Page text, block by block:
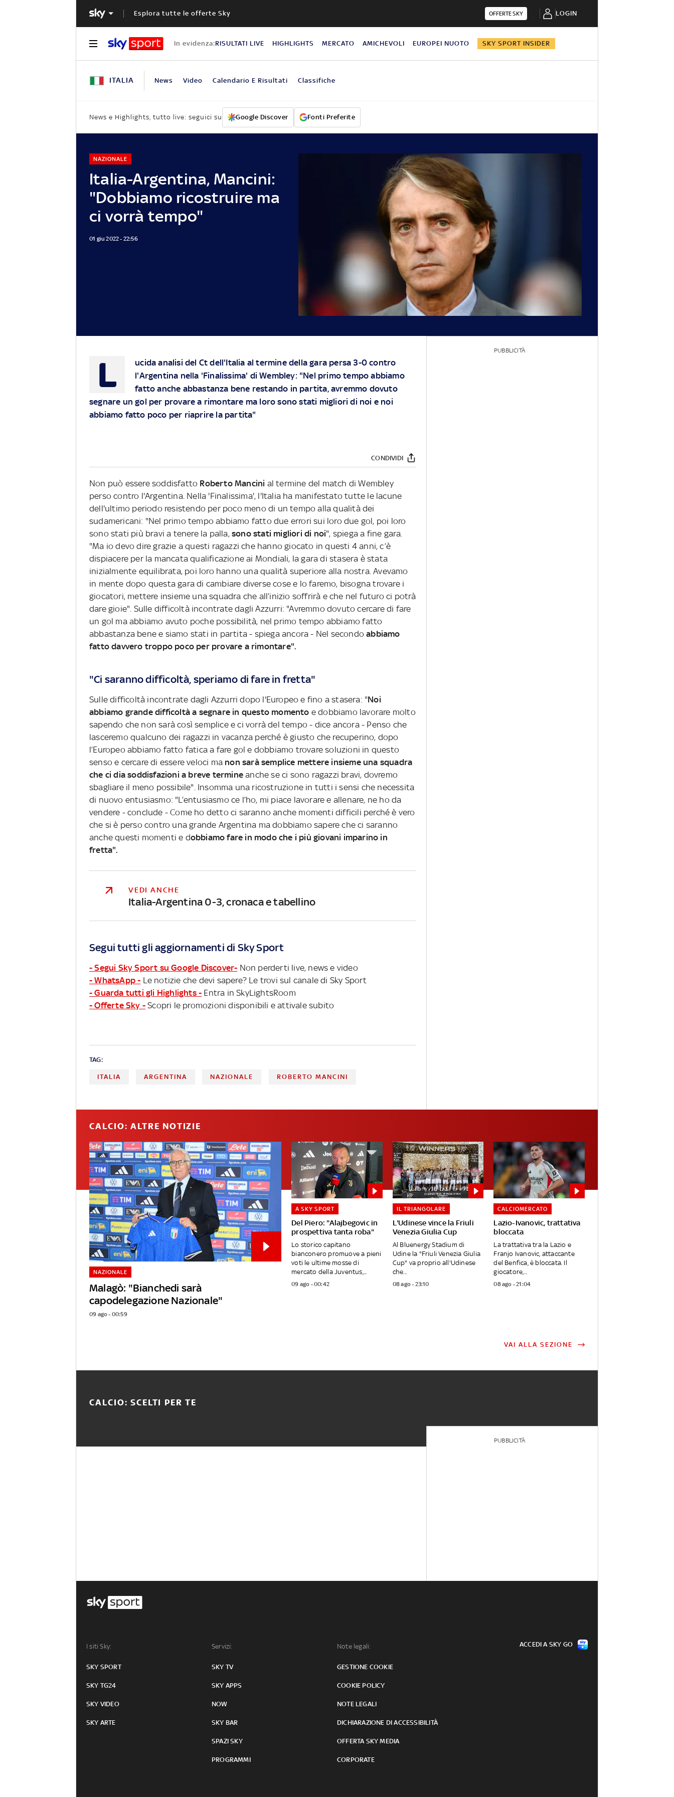
Esplora tutte le offerte Sky OFFERTE SKY LOGIN
In evidenza:RISULTATI LIVE HIGHLIGHTS MERCATO AMICHEVOLI EUROPEI NUOTO SKY SPORT INSIDER
ITALIA News Video Calendario E Risultati Classifiche
News e Highlights, tutto live: seguici su Google Discover Fonti Preferite
Italia-Argentina, Mancini:
"Dobbiamo ricostruire ma
ci vorrà tempo"
NAZIONALE
01 giu 2022 - 22:56
L
ucida analisi del Ct dell'Italia al termine della gara persa 3-0 contro
l'Argentina nella 'Finalissima' di Wembley: "Nel primo tempo abbiamo
fatto anche abbastanza bene restando in partita, avremmo dovuto
segnare un gol per provare a rimontare ma loro sono stati migliori di noi e noi
abbiamo fatto poco per riaprire la partita"
CONDIVIDI
Non può essere soddisfatto Roberto Mancini al termine del match di Wembley
perso contro l'Argentina. Nella 'Finalissima', l'Italia ha manifestato tutte le lacune
dell'ultimo periodo resistendo per poco meno di un tempo alla qualità dei
sudamericani: "Nel primo tempo abbiamo fatto due errori sui loro due gol, poi loro
sono stati più bravi a tenere la palla, sono stati migliori di noi", spiega a fine gara.
"Ma io devo dire grazie a questi ragazzi che hanno giocato in questi 4 anni, c’è
dispiacere per la mancata qualificazione ai Mondiali, la gara di stasera è stata
inizialmente equilibrata, poi loro hanno una qualità superiore alla nostra. Avevamo
in mente dopo questa gara di cambiare diverse cose e lo faremo, bisogna trovare i
giocatori, mettere insieme una squadra che all’inizio soffrirà e che nel futuro ci potrà
dare gioie". Sulle difficoltà incontrate dagli Azzurri: "Avremmo dovuto cercare di fare
un gol ma abbiamo avuto poche possibilità, nel primo tempo abbiamo fatto
abbastanza bene e siamo stati in partita - spiega ancora - Nel secondoabbiamo
fatto davvero troppo poco per provare a rimontare".
"Ci saranno difficoltà, speriamo di fare in fretta"
Sulle difficoltà incontrate dagli Azzurri dopo l'Europeo e fino a stasera: "Noi
abbiamo grande difficoltà a segnare in questo momento e dobbiamo lavorare molto
sapendo che non sarà così semplice e ci vorrà del tempo - dice ancora - Penso che
lasceremo qualcuno dei ragazzi in vacanza perché è giusto che recuperino, dopo
l’Europeo abbiamo fatto fatica a fare gol e dobbiamo trovare soluzioni in questo
senso e cercare di essere veloci ma non sarà semplice mettere insieme una squadra
che ci dia soddisfazioni a breve termineanche se ci sono ragazzi bravi, dovremo
sbagliare il meno possibile". Insomma una ricostruzione in tutti i sensi che necessita
di nuovo entusiasmo: "L’entusiasmo ce l’ho, mi piace lavorare e allenare, ne ho da
vendere - conclude - Come ho detto ci saranno anche momenti difficili perché è vero
che si è perso contro una grande Argentina ma dobbiamo sapere che ci saranno
anche questi momenti e dobbiamo fare in modo che i più giovani imparino in
fretta".
VEDI ANCHE
Italia-Argentina 0-3, cronaca e tabellino
Segui tutti gli aggiornamenti di Sky Sport
- Segui Sky Sport su Google Discover- Non perderti live, news e video
- WhatsApp - Le notizie che devi sapere? Le trovi sul canale di Sky Sport
- Guarda tutti gli Highlights - Entra in SkyLightsRoom
- Offerte Sky - Scopri le promozioni disponibili e attivale subito
TAG:
ITALIA ARGENTINA NAZIONALE ROBERTO MANCINI
PUBBLICITÀ
CALCIO: ALTRE NOTIZIE
Malagò: "Bianchedi sarà
capodelegazione Nazionale"
NAZIONALE
09 ago - 00:59
Del Piero: "Alajbegovic in
prospettiva tanta roba"
A SKY SPORT
Lo storico capitano
bianconero promuove a pieni
voti le ultime mosse di
mercato della Juventus,...
09 ago - 00:42
L'Udinese vince la Friuli
Venezia Giulia Cup
IL TRIANGOLARE
Al Bluenergy Stadium di
Udine la "Friuli Venezia Giulia
Cup" va proprio all'Udinese
che...
08 ago - 23:10
Lazio-Ivanovic, trattativa
bloccata
CALCIOMERCATO
La trattativa tra la Lazio e
Franjo Ivanovic, attaccante
del Benfica, è bloccata. Il
giocatore,...
08 ago - 21:04
VAI ALLA SEZIONE
CALCIO: SCELTI PER TE
PUBBLICITÀ
I siti Sky:
SKY SPORT
SKY TG24
SKY VIDEO
SKY ARTE
Servizi:
SKY TV
SKY APPS
NOW
SKY BAR
SPAZI SKY
PROGRAMMI
Note legali:
GESTIONE COOKIE
COOKIE POLICY
NOTE LEGALI
DICHIARAZIONE DI ACCESSIBILITÀ
OFFERTA SKY MEDIA
CORPORATE
ACCEDI A SKY GO